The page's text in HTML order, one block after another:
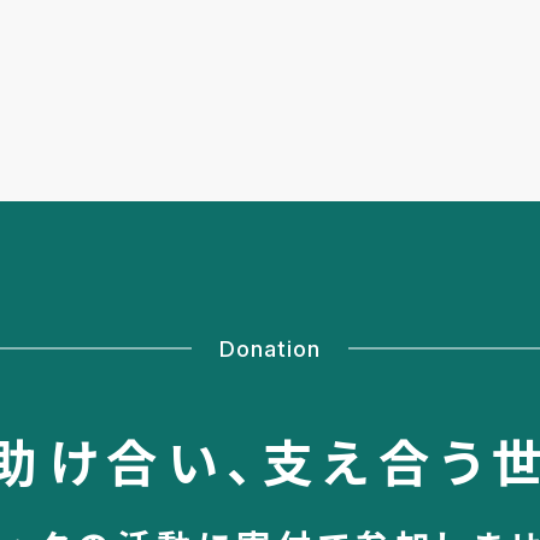
Donation
け合い、 支え合う